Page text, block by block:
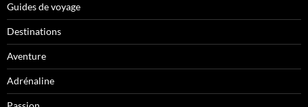
Guides de voyage
Destinations
Aventure
Adrénaline